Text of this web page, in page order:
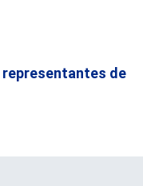
representantes de